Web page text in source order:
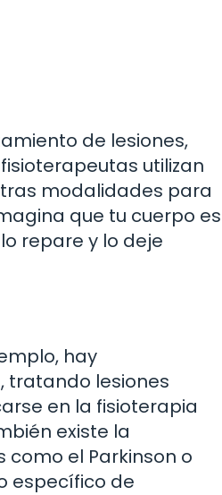
de lesiones,
utilizan
modalidades para
que tu cuerpo es
repare y lo deje
hay
tratando lesiones
en la fisioterapia
existe la
el Parkinson o
específico de